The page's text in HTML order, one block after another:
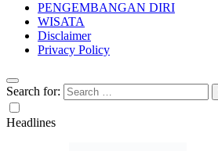
PENGEMBANGAN DIRI
WISATA
Disclaimer
Privacy Policy
Search for:
Headlines